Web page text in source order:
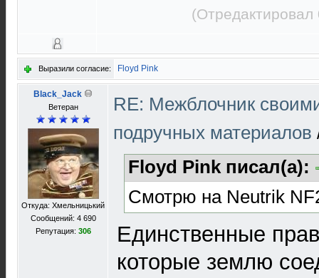
Выразили согласие: Floyd Pink
Black_Jack
Ветеран
Откуда: Хмельницький
Сообщений: 4 690
Репутация: 306
RE: Межблочник
подручных материалов
Floyd Pink писал(а):
Смотрю на Neutrik
Единственные
которые землю